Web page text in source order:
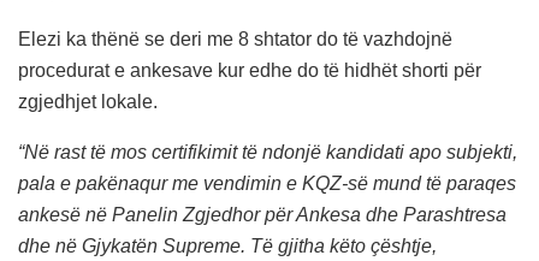
Elezi ka thënë se deri me 8 shtator do të vazhdojnë
procedurat e ankesave kur edhe do të hidhët shorti për
zgjedhjet lokale.
“Në rast të mos certifikimit të ndonjë kandidati apo subjekti,
pala e pakënaqur me vendimin e KQZ-së mund të paraqes
ankesë në Panelin Zgjedhor për Ankesa dhe Parashtresa
dhe në Gjykatën Supreme. Të gjitha këto çështje,